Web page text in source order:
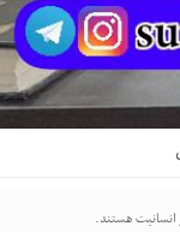
انسانیت هستند.